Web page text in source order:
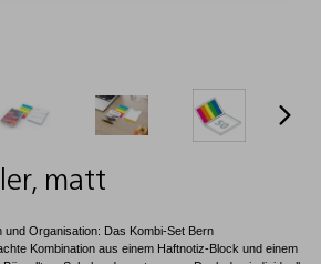
matt
und Organisation: Das Kombi-Set Bern
Kombination aus einem Haftnotiz-Block und einem